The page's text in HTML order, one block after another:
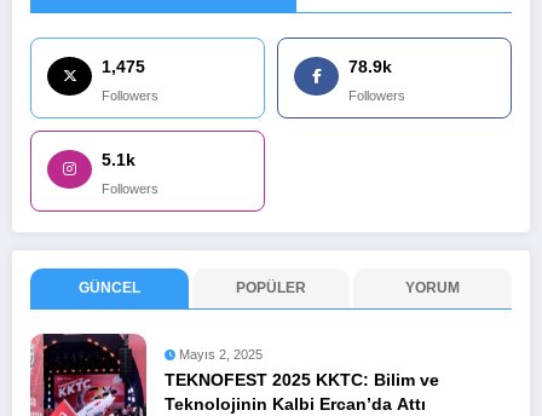
1,475
Followers
78.9k
Followers
5.1k
Followers
GÜNCEL POPÜLER YORUM
Mayıs 2, 2025
TEKNOFEST 2025 KKTC: Bilim ve
Teknolojinin Kalbi Ercan’da Attı